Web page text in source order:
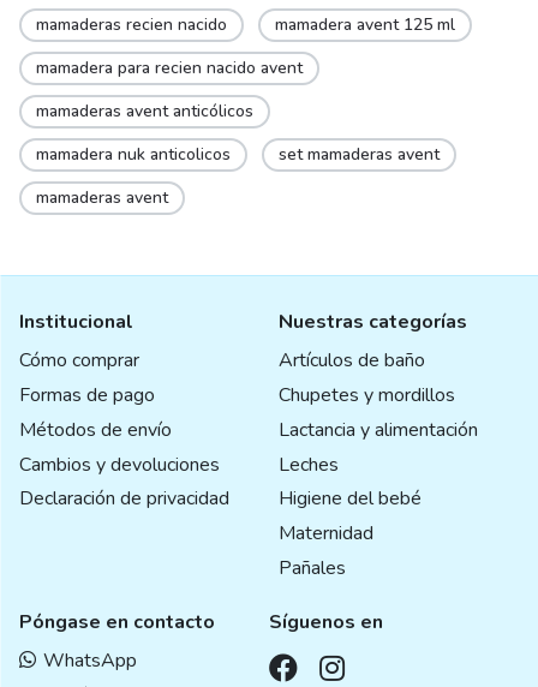
mamaderas recien nacido
mamadera avent 125 ml
mamadera para recien nacido avent
mamaderas avent anticólicos
mamadera nuk anticolicos
set mamaderas avent
mamaderas avent
Institucional
Cómo comprar
Formas de pago
Métodos de envío
Cambios y devoluciones
Declaración de privacidad
Nuestras categorías
Artículos de baño
Chupetes y mordillos
Lactancia y alimentación
Leches
Higiene del bebé
Maternidad
Pañales
Póngase en contacto
WhatsApp
Síguenos en